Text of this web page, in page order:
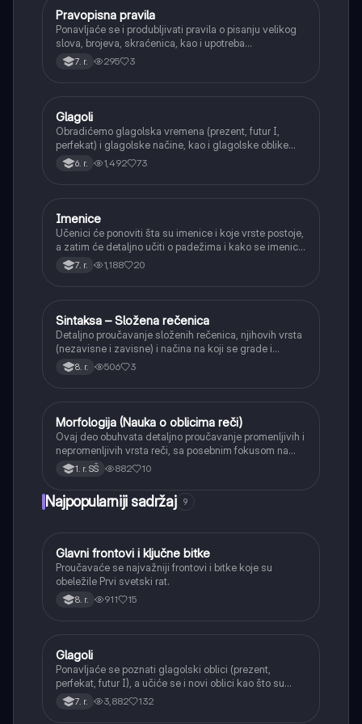
Srpski jezik
Pravopisna pravila
Ponavljaće se i produbljivati pravila o pisanju velikog
slova, brojeva, skraćenica, kao i upotreba
interpunkcije, sa posebnim fokusom na zarez u
složenoj rečenici.
7. r. 295 3
Srpski jezik
Glagoli
Obradićemo glagolska vremena (prezent, futur I,
perfekat) i glagolske načine, kao i glagolske oblike
(infinitiv, glagolski pridevi i prilozi) i glagolski vid
(svršeni i nesvršeni).
6. r. 1,492 73
Srpski jezik
Imenice
Učenici će ponoviti šta su imenice i koje vrste postoje,
a zatim će detaljno učiti o padežima i kako se imenice
menjaju da bi pokazale svoju ulogu u rečenici.
7. r. 1,188 20
Srpski jezik
Sintaksa – Složena rečenica
Detaljno proučavanje složenih rečenica, njihovih vrsta
(nezavisne i zavisne) i načina na koji se grade i
povezuju.
8. r. 506 3
Srpski jezik
Morfologija (Nauka o oblicima reči)
Ovaj deo obuhvata detaljno proučavanje promenljivih i
nepromenljivih vrsta reči, sa posebnim fokusom na
glagolske oblike, glagolski vid i rod, kao i tvorbu reči.
1. r. SŠ 882 10
Najpopularniji sadržaj 9
Istorija
Glavni frontovi i ključne bitke
Proučavaće se najvažniji frontovi i bitke koje su
obeležile Prvi svetski rat.
8. r. 911 15
Srpski jezik
Glagoli
Ponavljaće se poznati glagolski oblici (prezent,
perfekat, futur I), a učiće se i novi oblici kao što su
aorist, imperfekat, pluskvamperfekat, futur II, kao i
glagolski prilozi i pridevi.
7. r. 3,882 132